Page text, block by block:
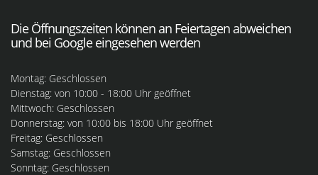
Die Öffnungszeiten können an Feiertagen abweichen
und bei Google eingesehen werden
Montag: Geschlossen
Dienstag: von 10:00 - 18:00 Uhr geöffnet
Mittwoch: Geschlossen
Donnerstag: von 10:00 bis 18:00 Uhr geöffnet
Freitag: Geschlossen
Samstag: Geschlossen
Sonntag: Geschlossen